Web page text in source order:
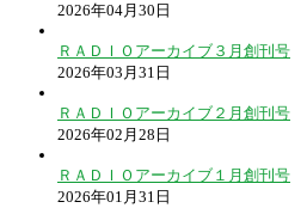
2026年04月30日
ＲＡＤＩＯアーカイブ３月創刊号
2026年03月31日
ＲＡＤＩＯアーカイブ２月創刊号
2026年02月28日
ＲＡＤＩＯアーカイブ１月創刊号
2026年01月31日